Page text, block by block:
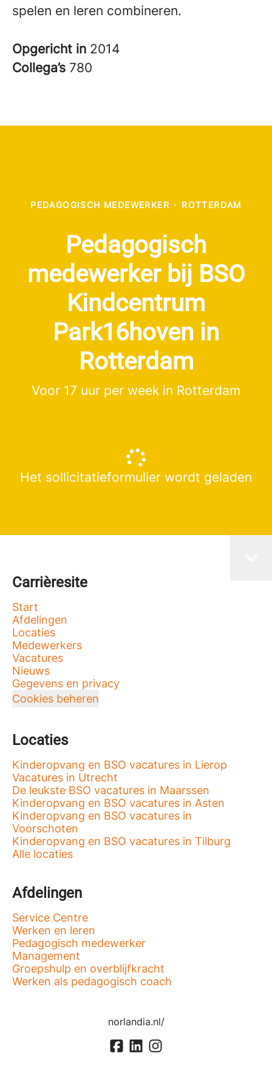
spelen en leren combineren.
Opgericht in 2014
Collega’s 780
PEDAGOGISCH MEDEWERKER · ROTTERDAM
Pedagogisch
medewerker bij BSO
Kindcentrum
Park16hoven in
Rotterdam
Voor 17 uur per week in Rotterdam
Het sollicitatieformulier wordt geladen
Carrièresite
Start
Afdelingen
Locaties
Medewerkers
Vacatures
Nieuws
Gegevens en privacy
Cookies beheren
Locaties
Kinderopvang en BSO vacatures in Lierop
Vacatures in Utrecht
De leukste BSO vacatures in Maarssen
Kinderopvang en BSO vacatures in Asten
Kinderopvang en BSO vacatures in
Voorschoten
Kinderopvang en BSO vacatures in Tilburg
Alle locaties
Afdelingen
Service Centre
Werken en leren
Pedagogisch medewerker
Management
Groepshulp en overblijfkracht
Werken als pedagogisch coach
norlandia.nl/